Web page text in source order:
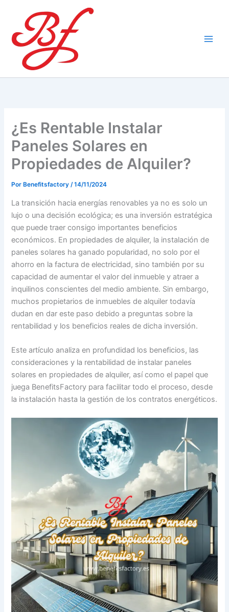
contenido
¿Es Rentable Instalar
Paneles Solares en
Propiedades de Alquiler?
Por Benefitsfactory/14/11/2024
La transición hacia energías renovables ya no es solo un
lujo o una decisión ecológica; es una inversión estratégica
que puede traer consigo importantes beneficios
económicos. En propiedades de alquiler, la instalación de
paneles solares ha ganado popularidad, no solo por el
ahorro en la factura de electricidad, sino también por su
capacidad de aumentar el valor del inmueble y atraer a
inquilinos conscientes del medio ambiente. Sin embargo,
muchos propietarios de inmuebles de alquiler todavía
dudan en dar este paso debido a preguntas sobre la
rentabilidad y los beneficios reales de dicha inversión.
Este artículo analiza en profundidad los beneficios, las
consideraciones y la rentabilidad de instalar paneles
solares en propiedades de alquiler, así como el papel que
juega BenefitsFactory para facilitar todo el proceso, desde
la instalación hasta la gestión de los contratos energéticos.